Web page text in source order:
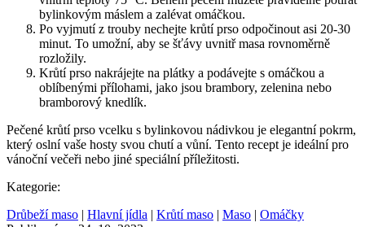
bylinkovým máslem a zalévat omáčkou.
Po vyjmutí z trouby nechejte krůtí prso odpočinout asi 20-30
minut. To umožní, aby se šťávy uvnitř masa rovnoměrně
rozložily.
Krůtí prso nakrájejte na plátky a podávejte s omáčkou a
oblíbenými přílohami, jako jsou brambory, zelenina nebo
bramborový knedlík.
Pečené krůtí prso vcelku s bylinkovou nádivkou je elegantní pokrm,
který oslní vaše hosty svou chutí a vůní. Tento recept je ideální pro
vánoční večeři nebo jiné speciální příležitosti.
Kategorie:
Drůbeží maso | Hlavní jídla | Krůtí maso | Maso | Omáčky